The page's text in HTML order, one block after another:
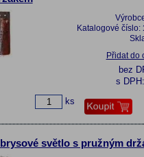
Katalogové číslo:
Přidat do
bez
s
ks
světlo s pružným